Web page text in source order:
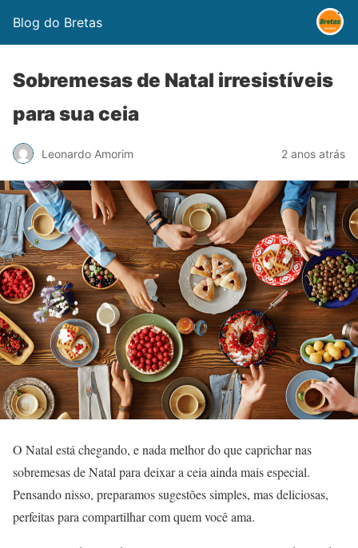
Blog do Bretas
Sobremesas de Natal irresistíveis
para sua ceia
Leonardo Amorim 2 anos atrás
O Natal está chegando, e nada melhor do que caprichar nas
sobremesas de Natal para deixar a ceia ainda mais especial.
Pensando nisso, preparamos sugestões simples, mas deliciosas,
perfeitas para compartilhar com quem você ama.